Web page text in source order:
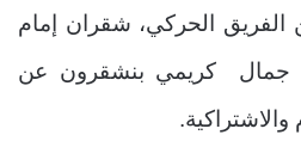
الفريق الحركي، شقران إمام
جمال كريمي بنشقرون عن
والاشتراكية.